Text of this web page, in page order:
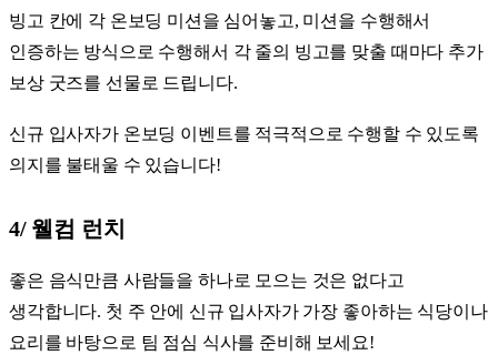
빙고 칸에 각 온보딩 미션을 심어놓고, 미션을 수행해서
인증하는 방식으로 수행해서 각 줄의 빙고를 맞출 때마다 추가
보상 굿즈를 선물로 드립니다.
신규 입사자가 온보딩 이벤트를 적극적으로 수행할 수 있도록
의지를 불태울 수 있습니다!
4/ 웰컴 런치
좋은 음식만큼 사람들을 하나로 모으는 것은 없다고
생각합니다. 첫 주 안에 신규 입사자가 가장 좋아하는 식당이나
요리를 바탕으로 팀 점심 식사를 준비해 보세요!